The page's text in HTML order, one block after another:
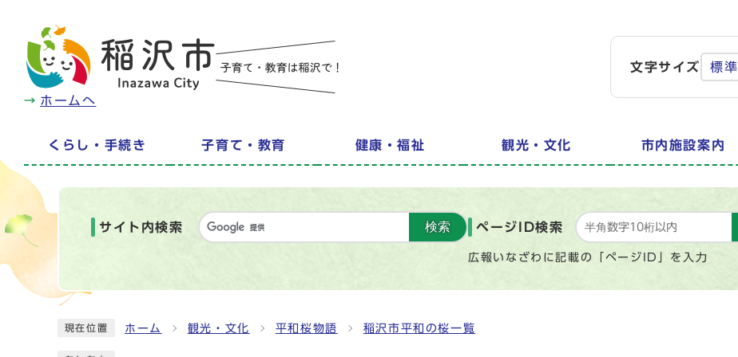
ホームへ
文字サイズ 標準
くらし・手続き 子育て・教育 健康・福祉 観光・文化 市内施設案内
サイト内検索 検索 ページID検索
広報いなざわに記載の「ページID」を入力
現在位置 ホーム 観光・文化 平和桜物語 稲沢市平和の桜一覧